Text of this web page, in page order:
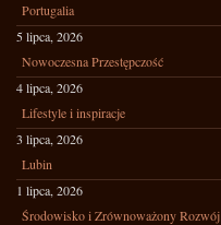
Portugalia
5 lipca, 2026
Nowoczesna Przestępczość
4 lipca, 2026
Lifestyle i inspiracje
3 lipca, 2026
Lubin
1 lipca, 2026
Środowisko i Zrównoważony Rozwój